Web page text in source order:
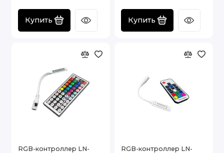
Купить Купить
RGB-контроллер LN-
RGB-контроллер LN-